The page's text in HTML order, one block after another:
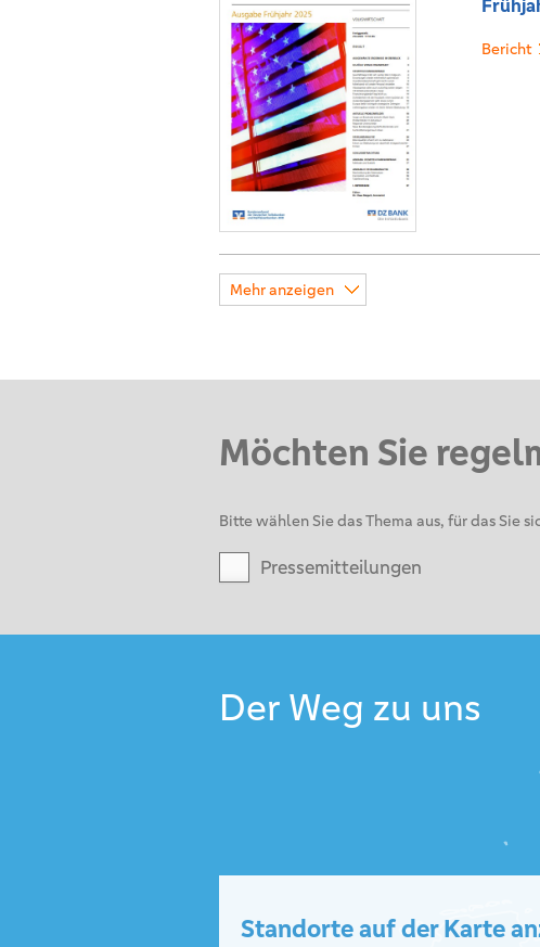
Bericht
Mehr anzeigen
Möchten Sie
Bitte wählen Sie das Thema aus, für das Sie
Pressemitteilungen
Der Weg zu uns
Standorte auf der Karte